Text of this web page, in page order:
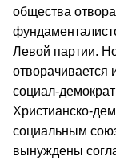
общества
Левой партии.
отворачивается
социал-
Христианско-
социальным
вынуждены